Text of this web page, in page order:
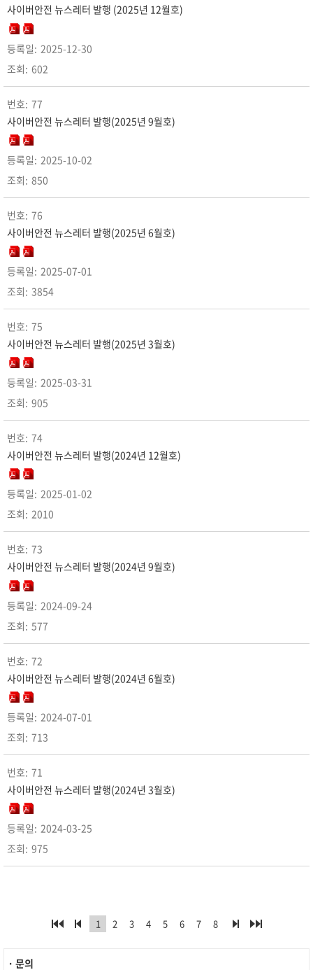
사이버안전 뉴스레터 발행 (2025년 12월호)
2025-12-30
602
77
사이버안전 뉴스레터 발행(2025년 9월호)
2025-10-02
850
76
사이버안전 뉴스레터 발행(2025년 6월호)
2025-07-01
3854
75
사이버안전 뉴스레터 발행(2025년 3월호)
2025-03-31
905
74
사이버안전 뉴스레터 발행(2024년 12월호)
2025-01-02
2010
73
사이버안전 뉴스레터 발행(2024년 9월호)
2024-09-24
577
72
사이버안전 뉴스레터 발행(2024년 6월호)
2024-07-01
713
71
사이버안전 뉴스레터 발행(2024년 3월호)
2024-03-25
975
1 2 3 4 5 6 7 8
· 문의